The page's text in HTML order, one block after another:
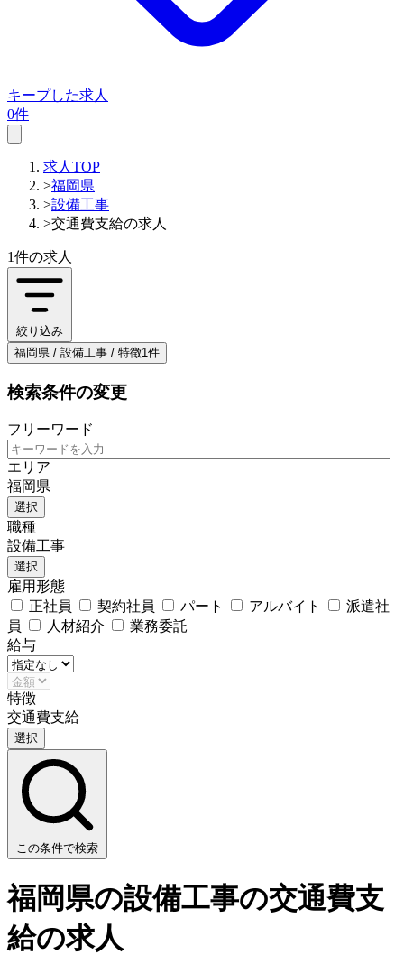
キープした求人
0件
求人TOP
>福岡県
>設備工事
>交通費支給の求人
1件の求人
絞り込み
福岡県 / 設備工事 / 特徴1件
検索条件の変更
フリーワード
エリア
福岡県
選択
職種
設備工事
選択
雇用形態
正社員
契約社員 パート アルバイト
派遣社
員
人材紹介
業務委託
給与
特徴
交通費支給
選択
この条件で検索
福岡県の設備工事の交通費支
給の求人